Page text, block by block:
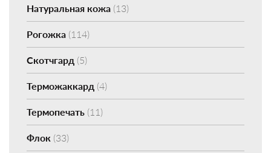
Натуральная кожа (13)
Рогожка (114)
Скотчгард (5)
Терможаккард (4)
Термопечать (11)
Флок (33)